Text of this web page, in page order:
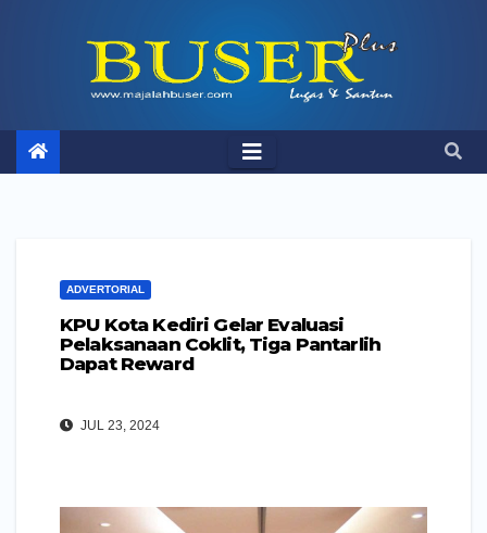
ADVERTORIAL
KPU Kota Kediri Gelar Evaluasi
Pelaksanaan Coklit, Tiga Pantarlih
Dapat Reward
JUL 23, 2024